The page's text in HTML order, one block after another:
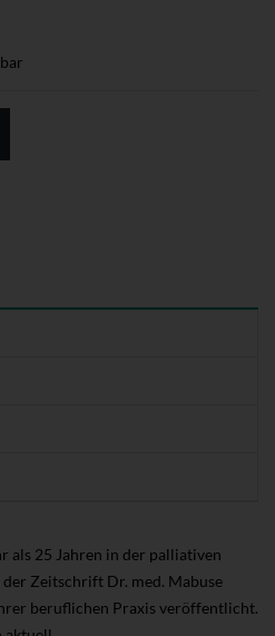
als 25 Jahren in der palliativen
Zeitschrift Dr. med. Mabuse
beruflichen Praxis veröffentlicht.